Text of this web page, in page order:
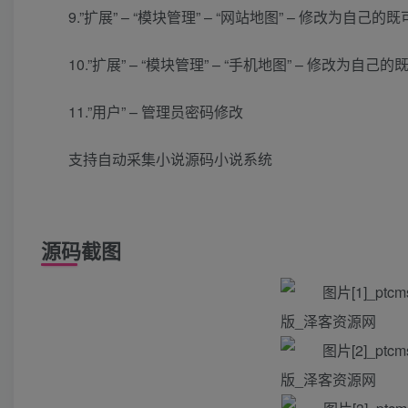
9.”扩展” – “模块管理” – “网站地图” – 修改为自己的既
10.”扩展” – “模块管理” – “手机地图” – 修改为自己的
11.”用户” – 管理员密码修改
支持自动采集小说源码小说系统
源码截图